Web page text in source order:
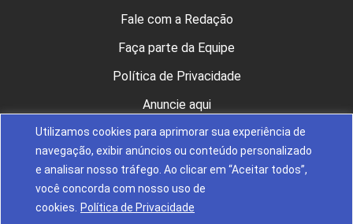
Utilizamos cookies para aprimorar sua experiência de
navegação, exibir anúncios ou conteúdo personalizado
e analisar nosso tráfego. Ao clicar em “Aceitar todos”,
você concorda com nosso uso de
cookies.
Política de Privacidade
Fale com a Redação
Faça parte da Equipe
Política de Privacidade
Anuncie aqui
CULTURA NAS REDES